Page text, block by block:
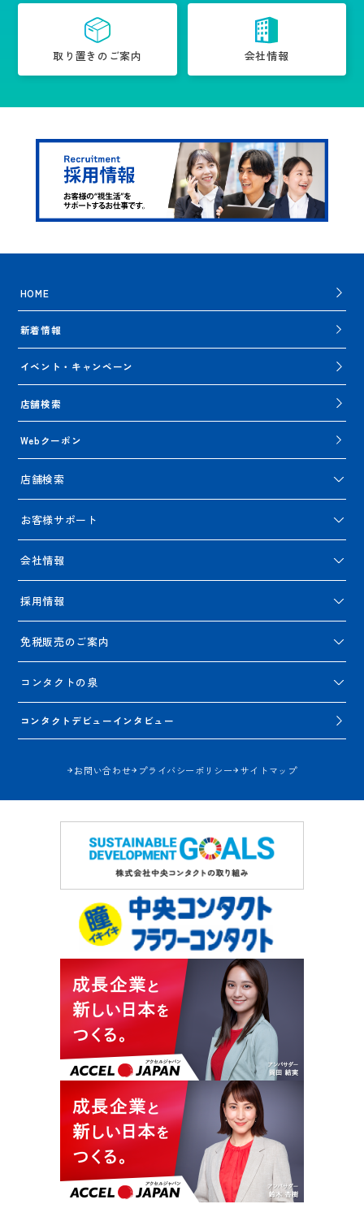
取り置きのご案内 会社情報
HOME
新着情報
イベント・キャンペーン
店舗検索
Webクーポン
店舗検索
お客様サポート
会社情報
採用情報
免税販売のご案内
コンタクトの泉
コンタクトデビューインタビュー
お問い合わせ プライバシーポリシー サイトマップ